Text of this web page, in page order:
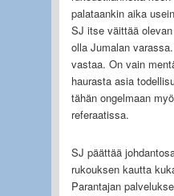
palataankin aika
SJ itse väittää
olla Jumalan
vastaa. On vain
haurasta asia
tähän ongelmaan
referaatissa.
SJ päättää
rukouksen kautta
Parantajan